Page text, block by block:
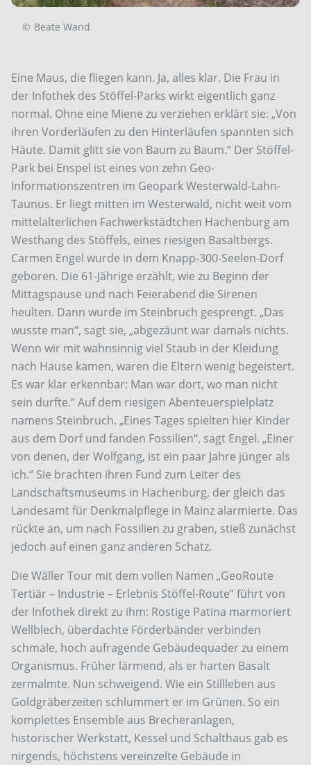
© Beate Wand
Eine Maus, die fliegen kann. Ja, alles klar. Die Frau in
der Infothek des Stöffel-Parks wirkt eigentlich ganz
normal. Ohne eine Miene zu verziehen erklärt sie: „Von
ihren Vorderläufen zu den Hinterläufen spannten sich
Häute. Damit glitt sie von Baum zu Baum.“ Der Stöffel-
Park bei Enspel ist eines von zehn Geo-
Informationszentren im Geopark Westerwald-Lahn-
Taunus. Er liegt mitten im Westerwald, nicht weit vom
mittelalterlichen Fachwerkstädtchen Hachenburg am
Westhang des Stöffels, eines riesigen Basaltbergs.
Carmen Engel wurde in dem Knapp-300-Seelen-Dorf
geboren. Die 61-Jährige erzählt, wie zu Beginn der
Mittagspause und nach Feierabend die Sirenen
heulten. Dann wurde im Steinbruch gesprengt. „Das
wusste man“, sagt sie, „abgezäunt war damals nichts.
Wenn wir mit wahnsinnig viel Staub in der Kleidung
nach Hause kamen, waren die Eltern wenig begeistert.
Es war klar erkennbar: Man war dort, wo man nicht
sein durfte.“ Auf dem riesigen Abenteuerspielplatz
namens Steinbruch. „Eines Tages spielten hier Kinder
aus dem Dorf und fanden Fossilien“, sagt Engel. „Einer
von denen, der Wolfgang, ist ein paar Jahre jünger als
ich.“ Sie brachten ihren Fund zum Leiter des
Landschaftsmuseums in Hachenburg, der gleich das
Landesamt für Denkmalpflege in Mainz alarmierte. Das
rückte an, um nach Fossilien zu graben, stieß zunächst
jedoch auf einen ganz anderen Schatz.
Die Wäller Tour mit dem vollen Namen „GeoRoute
Tertiär – Industrie – Erlebnis Stöffel-Route“ führt von
der Infothek direkt zu ihm: Rostige Patina marmoriert
Wellblech, überdachte Förderbänder verbinden
schmale, hoch aufragende Gebäudequader zu einem
Organismus. Früher lärmend, als er harten Basalt
zermalmte. Nun schweigend. Wie ein Stillleben aus
Goldgräberzeiten schlummert er im Grünen. So ein
komplettes Ensemble aus Brecheranlagen,
historischer Werkstatt, Kessel und Schalthaus gab es
nirgends, höchstens vereinzelte Gebäude in